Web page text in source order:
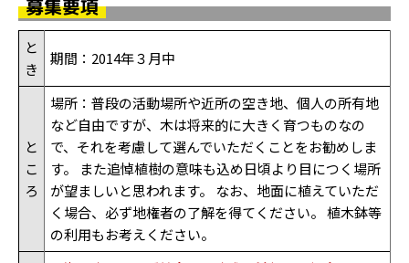
募集要項
と
き
期間：2014年３月中
と
こ
ろ
場所：普段の活動場所や近所の空き地、個人の所有地
など自由ですが、木は将来的に大きく育つものなの
で、それを考慮して選んでいただくことをお勧めしま
す。 また追悼植樹の意味も込め日頃より目につく場所
が望ましいと思われます。 なお、地面に植えていただ
く場合、必ず地権者の了解を得てください。 植木鉢等
の利用もお考えください。